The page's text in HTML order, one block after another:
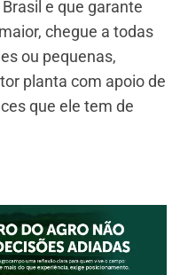
e que garante
chegue a todas
ou pequenas,
planta com apoio de
que ele tem de